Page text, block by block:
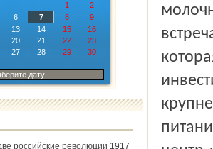
1
2
6 7 8
9
13 14 15
16
20 21 22
23
27 28 29
30
дату
российские революции 1917